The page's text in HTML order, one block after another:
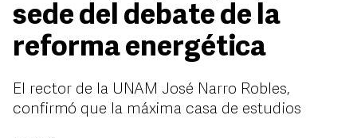
sede del debate de la
reforma energética
El rector de la UNAM José Narro Robles,
confirmó que la máxima casa de estudios